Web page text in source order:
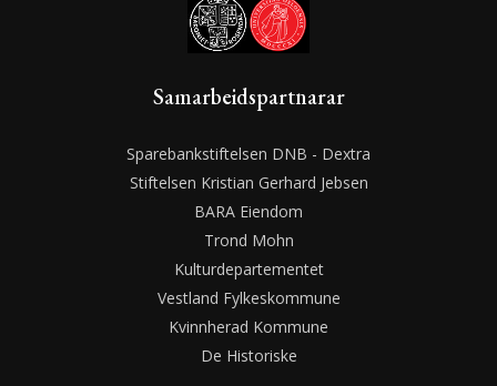
Samarbeidspartnarar
Sparebankstiftelsen DNB - Dextra
Stiftelsen Kristian Gerhard Jebsen
BARA Eiendom
Trond Mohn
Kulturdepartementet
Vestland Fylkeskommune
Kvinnherad Kommune
De Historiske